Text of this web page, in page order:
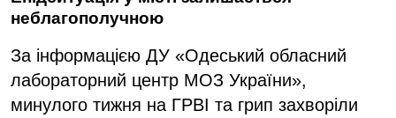
неблагополучною
За інформацією ДУ «Одеський обласний
лабораторний центр МОЗ України»,
минулого тижня на ГРВІ та грип захворіли